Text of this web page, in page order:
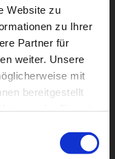
Website zu
zu Ihrer
Partner für
weiter. Unsere
mit
bereitgestellt
auch